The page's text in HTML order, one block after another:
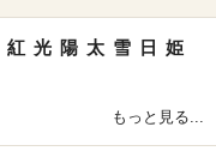
紅 光 陽 太 雪 日 姫
もっと見る...